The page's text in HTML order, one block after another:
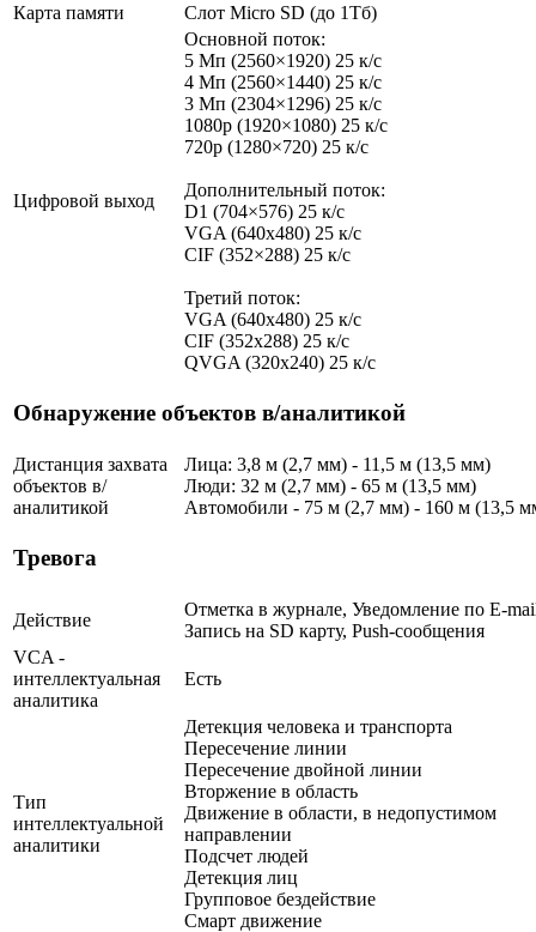
Карта памяти
Слот Micro SD (до 1Тб)
Цифровой выход
Основной поток:
5 Мп (2560×1920) 25 к/с
4 Мп (2560×1440) 25 к/с
3 Мп (2304×1296) 25 к/с
1080p (1920×1080) 25 к/с
720p (1280×720) 25 к/с
Дополнительный поток:
D1 (704×576) 25 к/с
VGA (640x480) 25 к/с
CIF (352×288) 25 к/с
Третий поток:
VGA (640x480) 25 к/с
CIF (352x288) 25 к/с
QVGA (320х240) 25 к/с
Обнаружение объектов в/аналитикой
Дистанция захвата
объектов в/
аналитикой
Лица: 3,8 м (2,7 мм) - 11,5 м (13,5 мм)
Люди: 32 м (2,7 мм) - 65 м (13,5 мм)
Автомобили - 75 м (2,7 мм) - 160 м (13,5
Тревога
Действие
Отметка в журнале, Уведомление по E-
Запись на SD карту, Push-сообщения
VCA -
интеллектуальная
аналитика
Есть
Тип
интеллектуальной
аналитики
Детекция человека и транспорта
Пересечение линии
Пересечение двойной линии
Вторжение в область
Движение в области, в недопустимом
направлении
Подсчет людей
Детекция лиц
Групповое бездействие
Смарт движение